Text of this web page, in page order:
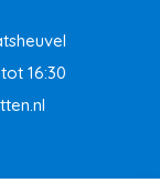
16:30